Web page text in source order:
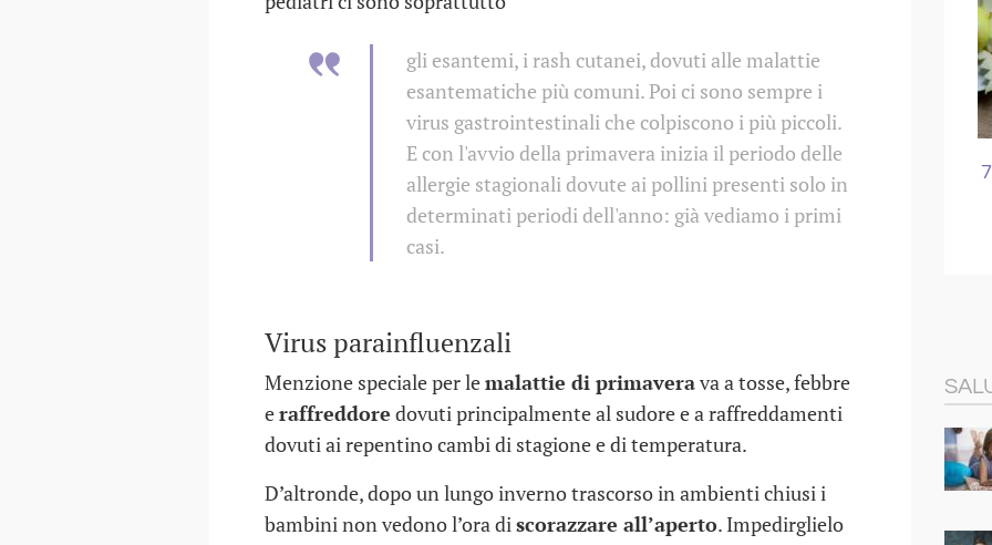
gli esantemi, i rash cutanei, dovuti alle malattie
esantematiche più comuni. Poi ci sono sempre i
virus gastrointestinali che colpiscono i più piccoli.
E con l'avvio della primavera inizia il periodo delle
allergie stagionali dovute ai pollini presenti solo in
determinati periodi dell'anno: già vediamo i primi
casi.
Virus parainfluenzali
Menzione speciale per lemalattie di primaverava a tosse, febbre
eraffreddore dovuti principalmente al sudore e a raffreddamenti
dovuti ai repentino cambi di stagione e di temperatura.
D’altronde, dopo un lungo inverno trascorso in ambienti chiusi i
bambini non vedono l’ora discorazzare all’aperto. Impedirglielo
COME SCEGLIERE L'ASILO
I LUOGHI SPORCHI PER I
BAMBINI
7 IDEE